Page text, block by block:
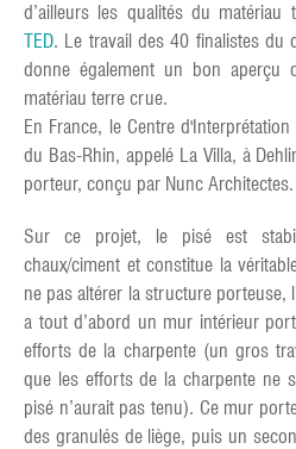
d’ailleurs les qualités du matériau
TED. Le travail des 40 finalistes du
donne également un bon aperçu
matériau terre crue.
En France, le Centre
du Bas-Rhin, appelé La Villa, à
porteur, conçu par Nunc Architectes.
Sur ce projet, le pisé est
chaux/ciment et constitue la
ne pas altérer la structure porteuse,
a tout d’abord un mur intérieur
efforts de la charpente (un gros
que les efforts de la charpente ne
pisé n’aurait pas tenu). Ce mur
des granulés de liège, puis un